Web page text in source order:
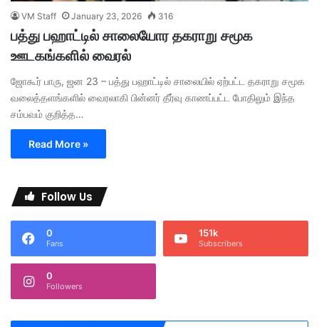
VM Staff January 23, 2026 316
பத்து பஹாட்டில் சாலையோர தகராறு சமூக
ஊடகங்களில் வைரல்
ஜோகூர் பாரு, ஜன 23 – பத்து பஹாட்டில் சாலையில் ஏற்பட்ட தகராறு சமூக
வலைத்தளங்களில் வைரலாகி பின்னர் தீர்வு காணப்பட்ட போதிலும் இந்த
சம்பவம் குறித்த…
Read More »
Follow Us
0
Fans
151k
Subscribers
0
Followers